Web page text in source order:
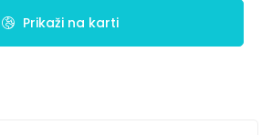
Prikaži na karti